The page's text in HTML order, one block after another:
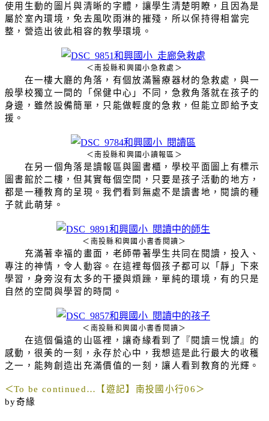
使用生動的圖片與清晰的字體，讓學生清楚明瞭，且因為是
屬於室內環境，免去風吹雨淋的摧殘，所以保持得相當完
整，營造出彼此相容的教學環境。
＜南投縣和興國小急救處＞
在一樓大廳的角落，有個放滿醫療器材的急救處，與一
般學校獨立一間的「保健中心」不同，急救角落就在孩子的
身邊，雖然設備簡單，只能做輕度的急救，但能立即給予支
援。
＜南投縣和興國小讀報區＞
在另一個角落是讀報區與圖書櫃，學校平面圖上有標示
圖書館於二樓，但其實每個空間，只要是孩子活動的地方，
都是一種教育的呈現。我們看到無處不是讀書地，閱讀的種
子就此萌芽。
＜南投縣和興國小書香閱讀＞
充滿著幸福的畫面，老師帶著學生共同在閱讀，投入、
專注的神情，令人動容。在這裡每個孩子都可以「靜」下來
學習，身旁沒有太多的干擾與煩躁，單純的環境，有的只是
自然的空間與學習的時間。
＜南投縣和興國小書香閱讀＞
在這個偏遠的山區裡，讓奇緣看到了『閱讀＝悅讀』的
感動，很美的一刻，永存於心中，我想這是此行最大的收穫
之一，能夠創造出充滿價值的一刻，讓人看到教育的光輝。
＜To be continued… 【遊記】南投國小行06＞
by奇緣